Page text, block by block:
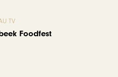
TV
Foodfest